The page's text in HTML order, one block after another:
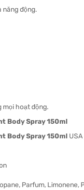
động.
mọi hoạt động.
Body Spray 150ml
Body Spray 150ml USA
Parfum, Limonene,